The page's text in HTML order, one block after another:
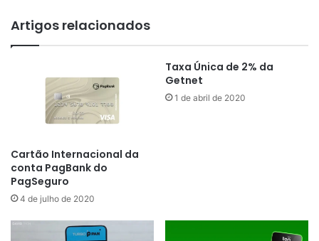
Artigos relacionados
Cartão Internacional da
conta PagBank do
PagSeguro
4 de julho de 2020
Taxa Única de 2% da
Getnet
1 de abril de 2020